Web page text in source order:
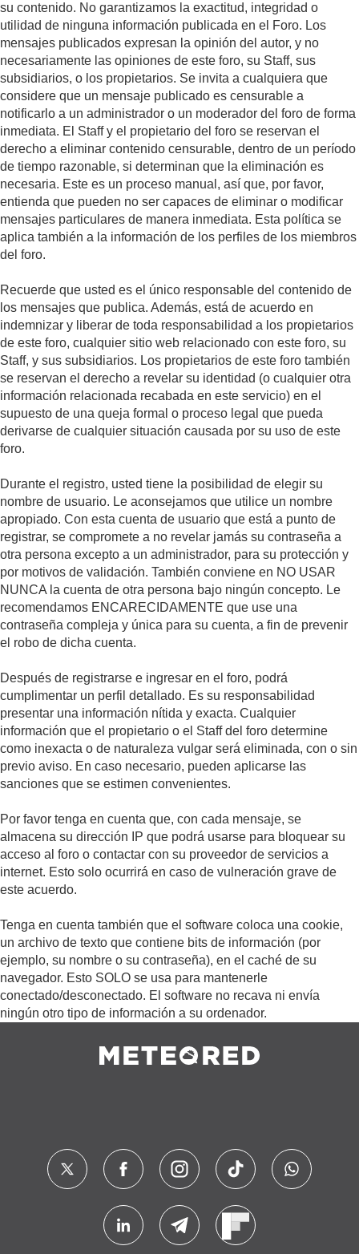
su contenido. No garantizamos la exactitud, integridad o
utilidad de ninguna información publicada en el Foro. Los
mensajes publicados expresan la opinión del autor, y no
necesariamente las opiniones de este foro, su Staff, sus
subsidiarios, o los propietarios. Se invita a cualquiera que
considere que un mensaje publicado es censurable a
notificarlo a un administrador o un moderador del foro de forma
inmediata. El Staff y el propietario del foro se reservan el
derecho a eliminar contenido censurable, dentro de un período
de tiempo razonable, si determinan que la eliminación es
necesaria. Este es un proceso manual, así que, por favor,
entienda que pueden no ser capaces de eliminar o modificar
mensajes particulares de manera inmediata. Esta política se
aplica también a la información de los perfiles de los miembros
del foro.
Recuerde que usted es el único responsable del contenido de
los mensajes que publica. Además, está de acuerdo en
indemnizar y liberar de toda responsabilidad a los propietarios
de este foro, cualquier sitio web relacionado con este foro, su
Staff, y sus subsidiarios. Los propietarios de este foro también
se reservan el derecho a revelar su identidad (o cualquier otra
información relacionada recabada en este servicio) en el
supuesto de una queja formal o proceso legal que pueda
derivarse de cualquier situación causada por su uso de este
foro.
Durante el registro, usted tiene la posibilidad de elegir su
nombre de usuario. Le aconsejamos que utilice un nombre
apropiado. Con esta cuenta de usuario que está a punto de
registrar, se compromete a no revelar jamás su contraseña a
otra persona excepto a un administrador, para su protección y
por motivos de validación. También conviene en NO USAR
NUNCA la cuenta de otra persona bajo ningún concepto. Le
recomendamos ENCARECIDAMENTE que use una
contraseña compleja y única para su cuenta, a fin de prevenir
el robo de dicha cuenta.
Después de registrarse e ingresar en el foro, podrá
cumplimentar un perfil detallado. Es su responsabilidad
presentar una información nítida y exacta. Cualquier
información que el propietario o el Staff del foro determine
como inexacta o de naturaleza vulgar será eliminada, con o sin
previo aviso. En caso necesario, pueden aplicarse las
sanciones que se estimen convenientes.
Por favor tenga en cuenta que, con cada mensaje, se
almacena su dirección IP que podrá usarse para bloquear su
acceso al foro o contactar con su proveedor de servicios a
internet. Esto solo ocurrirá en caso de vulneración grave de
este acuerdo.
Tenga en cuenta también que el software coloca una cookie,
un archivo de texto que contiene bits de información (por
ejemplo, su nombre o su contraseña), en el caché de su
navegador. Esto SOLO se usa para mantenerle
conectado/desconectado. El software no recava ni envía
ningún otro tipo de información a su ordenador.